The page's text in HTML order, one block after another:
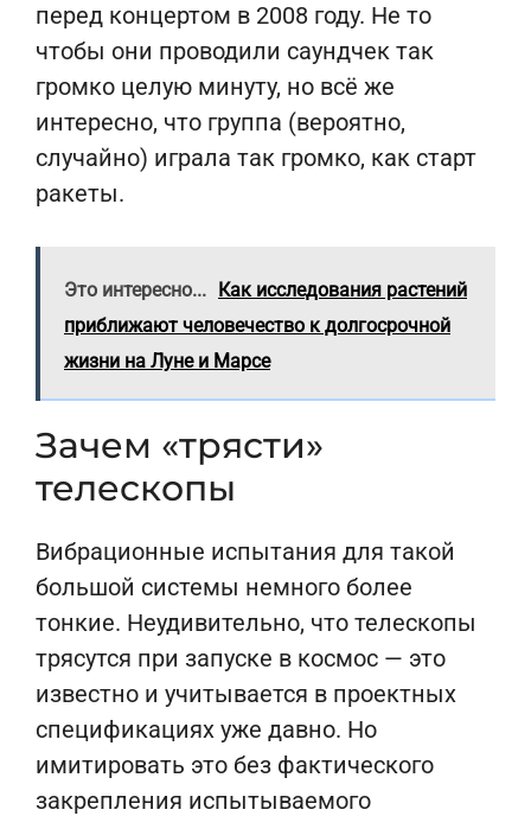
перед концертом в 2008 году. Не то
чтобы они проводили саундчек так
громко целую минуту, но всё же
интересно, что группа (вероятно,
случайно) играла так громко, как старт
ракеты.
Это интересно... Как исследования растений
приближают человечество к долгосрочной
жизни на Луне и Марсе
Зачем «трясти»
телескопы
Вибрационные испытания для такой
большой системы немного более
тонкие. Неудивительно, что телескопы
трясутся при запуске в космос — это
известно и учитывается в проектных
спецификациях уже давно. Но
имитировать это без фактического
закрепления испытываемого